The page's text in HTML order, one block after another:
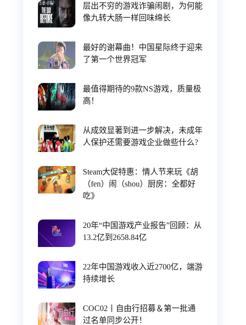
层出不穷的游戏诈骗闹剧，为何能
像九转大肠一样回味绵长
最好的谢幕曲！中国星际终于迎来
了第一个世界冠军
最值得期待的9款NS游戏，质量极
高！
从成效显著到进一步解决，未成年
人保护还需要游戏企业做些什么?
Steam大促特惠：情人节来玩《胡
（fen）闹（shou）厨房：全都好
吃》
20年“中国游戏产业报告”回顾：从
13.2亿到2658.84亿
22年中国游戏收入近2700亿，端游
持续增长
COC02丨自由行招募＆第一批通
过名单同步公开！